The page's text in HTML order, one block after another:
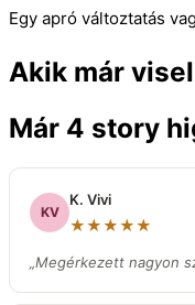
Egy apró változtatás
Akik már
Már 4 story
KV
K. Vivi
★★★★★
„Megérkezett nagyon